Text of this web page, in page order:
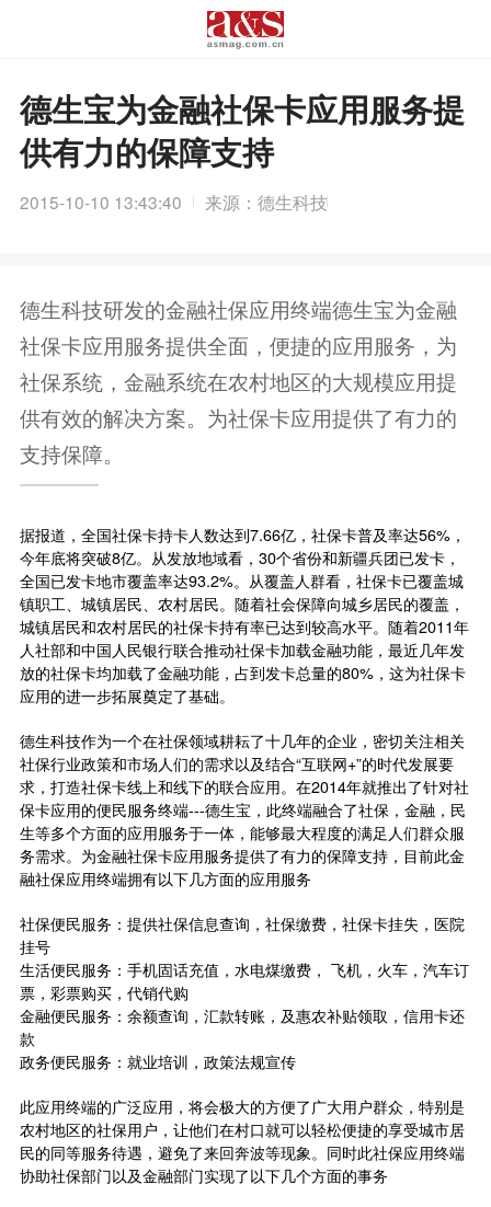
德生宝为金融社保卡应用服务提
供有力的保障支持
2015-10-10 13:43:40 来源：德生科技
德生科技研发的金融社保应用终端德生宝为金融
社保卡应用服务提供全面，便捷的应用服务，为
社保系统，金融系统在农村地区的大规模应用提
供有效的解决方案。为社保卡应用提供了有力的
支持保障。
据报道，全国社保卡持卡人数达到7.66亿，社保卡普及率达56%，
今年底将突破8亿。从发放地域看，30个省份和新疆兵团已发卡，
全国已发卡地市覆盖率达93.2%。从覆盖人群看，社保卡已覆盖城
镇职工、城镇居民、农村居民。随着社会保障向城乡居民的覆盖，
城镇居民和农村居民的社保卡持有率已达到较高水平。随着2011年
人社部和中国人民银行联合推动社保卡加载金融功能，最近几年发
放的社保卡均加载了金融功能，占到发卡总量的80%，这为社保卡
应用的进一步拓展奠定了基础。
德生科技作为一个在社保领域耕耘了十几年的企业，密切关注相关
社保行业政策和市场人们的需求以及结合“互联网+”的时代发展要
求，打造社保卡线上和线下的联合应用。在2014年就推出了针对社
保卡应用的便民服务终端---德生宝，此终端融合了社保，金融，民
生等多个方面的应用服务于一体，能够最大程度的满足人们群众服
务需求。为金融社保卡应用服务提供了有力的保障支持，目前此金
融社保应用终端拥有以下几方面的应用服务
社保便民服务：提供社保信息查询，社保缴费，社保卡挂失，医院
挂号
生活便民服务：手机固话充值，水电煤缴费， 飞机，火车，汽车订
票，彩票购买，代销代购
金融便民服务：余额查询，汇款转账，及惠农补贴领取，信用卡还
款
政务便民服务：就业培训，政策法规宣传
此应用终端的广泛应用，将会极大的方便了广大用户群众，特别是
农村地区的社保用户，让他们在村口就可以轻松便捷的享受城市居
民的同等服务待遇，避免了来回奔波等现象。同时此社保应用终端
协助社保部门以及金融部门实现了以下几个方面的事务